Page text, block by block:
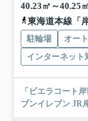
40.23㎡～40.25
東海道本線「
駐輪場 オー
インターネット
「ビエラコート
ブンイレブン JR